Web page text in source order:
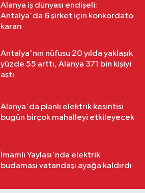
Alanya iş dünyası endişeli:
Antalya'da 6 şirket için konkordato
kararı
Antalya'nın nüfusu 20 yılda yaklaşık
yüzde 55 arttı, Alanya 371 bin kişiyi
aştı
Alanya'da planlı elektrik kesintisi
bugün birçok mahalleyi etkileyecek
İmamlı Yaylası'nda elektrik
budaması vatandaşı ayağa kaldırdı